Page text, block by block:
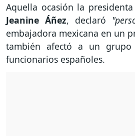
Aquella ocasión la
Jeanine Áñez, declaró
embajadora mexicana en un
también afectó a un
funcionarios españoles.